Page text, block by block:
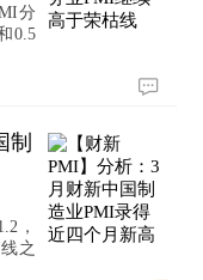
分
0.5
制
，
之